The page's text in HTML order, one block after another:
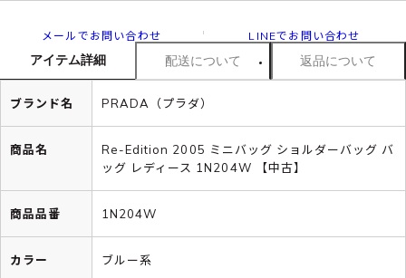
メールでお問い合わせ LINEでお問い合わせ
アイテム詳細 配送について 返品について
ブランド名 PRADA（プラダ）
商品名
Re-Edition 2005 ミニバッグ ショルダーバッグ バ
ッグ レディース 1N204W 【中古】
商品品番 1N204W
カラー ブルー系